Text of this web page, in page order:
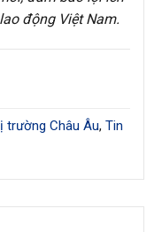
động Việt Nam.
trường Châu Âu, Tin